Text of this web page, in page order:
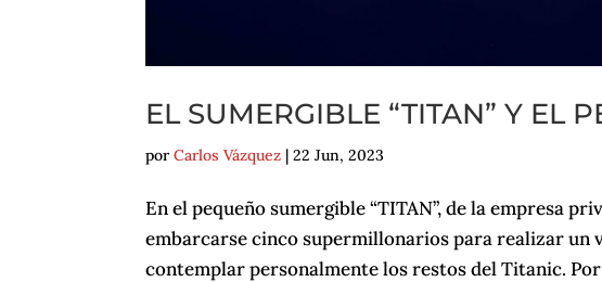
EL SUMERGIBLE “TITAN” Y EL
porCarlos Vázquez |22 Jun, 2023
En el pequeño sumergible “TITAN”, de la empresa
embarcarse cinco supermillonarios para realizar un
contemplar personalmente los restos del Titanic.